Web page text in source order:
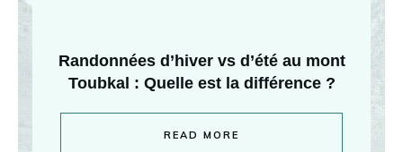
Randonnées d’hiver vs d’été au mont
Toubkal : Quelle est la différence ?
READ MORE